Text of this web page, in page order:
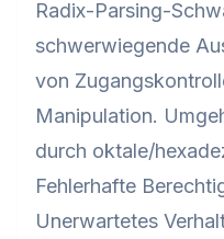
Radix-Parsing-
schwerwiegende
von
Manipulation.
durch oktale/
Fehlerhafte
Unerwartetes